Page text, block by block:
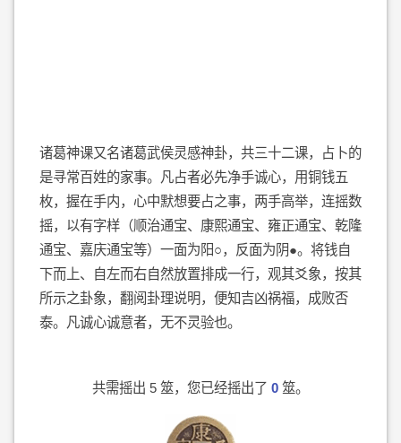
诸葛神课又名诸葛武侯灵感神卦，共三十二课，占卜的
是寻常百姓的家事。凡占者必先净手诚心，用铜钱五
枚，握在手内，心中默想要占之事，两手高举，连摇数
摇，以有字样（顺治通宝、康熙通宝、雍正通宝、乾隆
通宝、嘉庆通宝等）一面为阳○，反面为阴●。将钱自
下而上、自左而右自然放置排成一行，观其爻象，按其
所示之卦象，翻阅卦理说明，便知吉凶祸福，成败否
泰。凡诚心诚意者，无不灵验也。
共需摇出 5 筮，您已经摇出了 0 筮。